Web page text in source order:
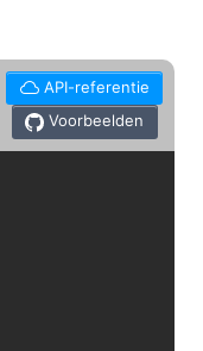
API-referentie
Voorbeelden